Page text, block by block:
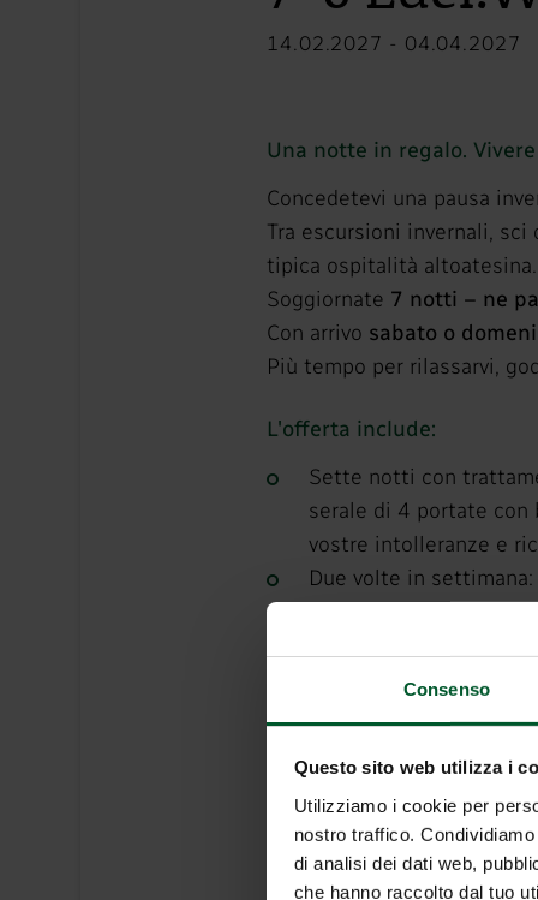
Consenso
Questo sito web utilizza i
Utilizziamo i cookie per
nostro traffico.
di analisi dei dati web,
che hanno raccolto dal tuo
14.02.2027 - 04.04.2027
Una notte in regalo.
Concedetevi una pausa
Tra escursioni invernali,
tipica ospitalità altoatesina.
Soggiornate 7 notti – ne
Con arrivo sabato o
Più tempo per rilassarvi,
L'offerta include:
Sette notti con
serale di 4 portate
vostre intolleranze e
Due volte in
fieno a valle), area
Parcheggio antistante
Fermata dell’autobus
Deposito sci gratuito
Piccola stanza dei